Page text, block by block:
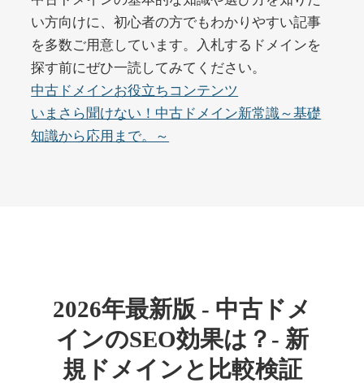
buywrite-plus.com
ジャンルその他
DA 45 外部リンク数4677 ドメイン年齢2年
10,800円 入札 0件
詳細を見る
外部リンク数963 ドメイン年齢
4,500円
い方向けに、初心者の方でもわかりやすい記事
を多数ご用意しています。入札するドメインを
探す前にぜひ一読してみてください。
中古ドメインお役立ちコンテンツ
いまさら聞けない！中古ドメイン新常識～基礎
知識から応用まで。～
2026年最新版 - 中古ドメ
インのSEO効果は？- 新
規ドメインと比較検証